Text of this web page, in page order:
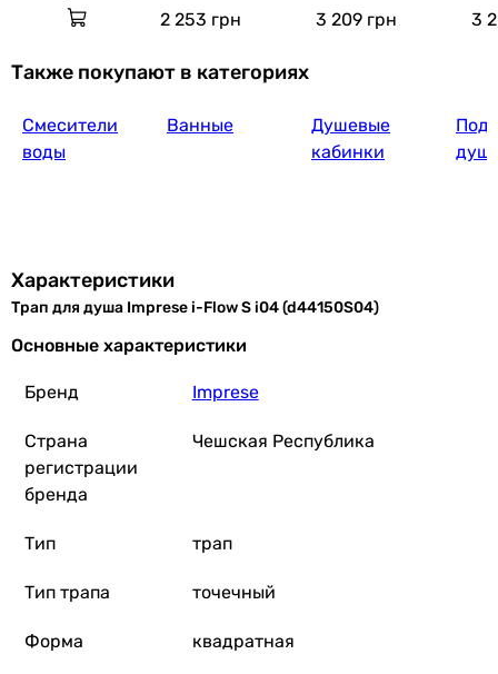
2 253 грн 3 209 грн 3
Также покупают в категориях
Смесители
воды
Ванные
Душевые
кабинки
Характеристики
Трап для душа Imprese i-Flow S i04 (d44150S04)
Основные характеристики
Бренд Imprese
Страна
регистрации
бренда
Чешская Республика
Тип трап
Тип трапа точечный
Форма квадратная